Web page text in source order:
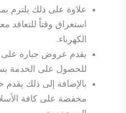
علاوة على ذلك يلتزم
استغراق وقتاً للتعاقد
الكهرباء.
يقدم عروض جبارة على
للحصول على الخدمة
بالإضافة إلى ذلك يقدم
مخفضة على كافة